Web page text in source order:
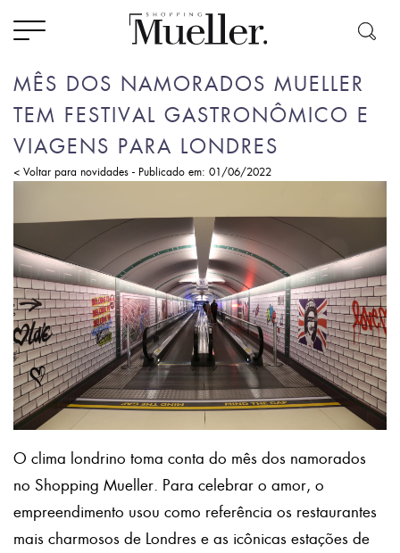
MÊS DOS NAMORADOS MUELLER
TEM FESTIVAL GASTRONÔMICO E
VIAGENS PARA LONDRES
< Voltar para novidades - Publicado em: 01/06/2022
O clima londrino toma conta do mês dos namorados
no Shopping Mueller. Para celebrar o amor, o
empreendimento usou como referência os restaurantes
mais charmosos de Londres e as icônicas estações de